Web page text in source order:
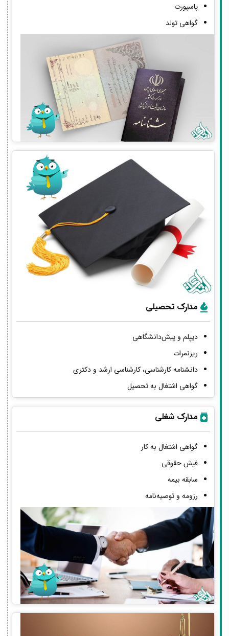
پاسپورت
گواهی تولد
مدارک تحصیلی
دیپلم و پیش‌دانشگاهی
ریزنمرات
دانشنامه کارشناسی، کارشناسی ارشد و دکتری
گواهی اشتغال به تحصیل
مدارک شغلی
گواهی اشتغال به کار
فیش حقوقی
سابقه بیمه
رزومه و توصیه‌نامه